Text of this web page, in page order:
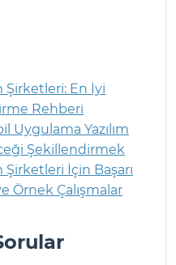
Şirketleri: En İyi
Rehberi
Uygulama Yazılım
Şekillendirmek
Şirketleri İçin Başarı
Örnek Çalışmalar